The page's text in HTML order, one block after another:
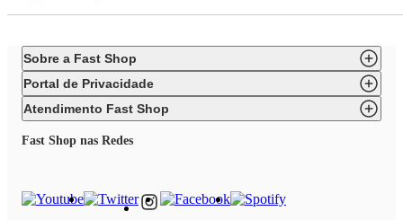
Sobre a Fast Shop
Portal de Privacidade
Atendimento Fast Shop
Fast Shop nas Redes